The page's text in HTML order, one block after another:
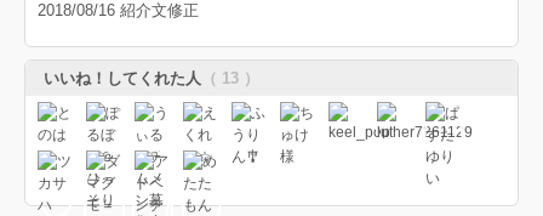
2018/08/16 紹介文修正
いいね！してくれた人 （ 13 ）